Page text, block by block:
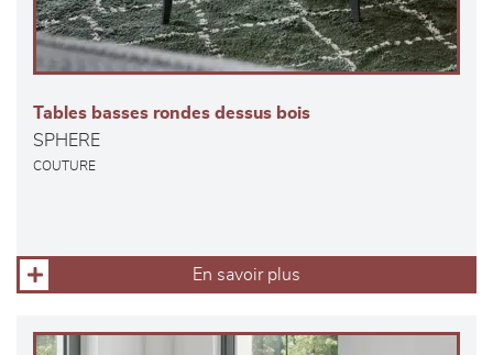
Tables basses rondes dessus bois
SPHERE
COUTURE
En savoir plus